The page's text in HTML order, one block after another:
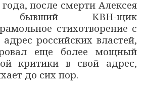
после смерти Алексея
бывший КВН-щик
стихотворение с
российских властей,
еще более мощный
критики в свой адрес,
до сих пор.